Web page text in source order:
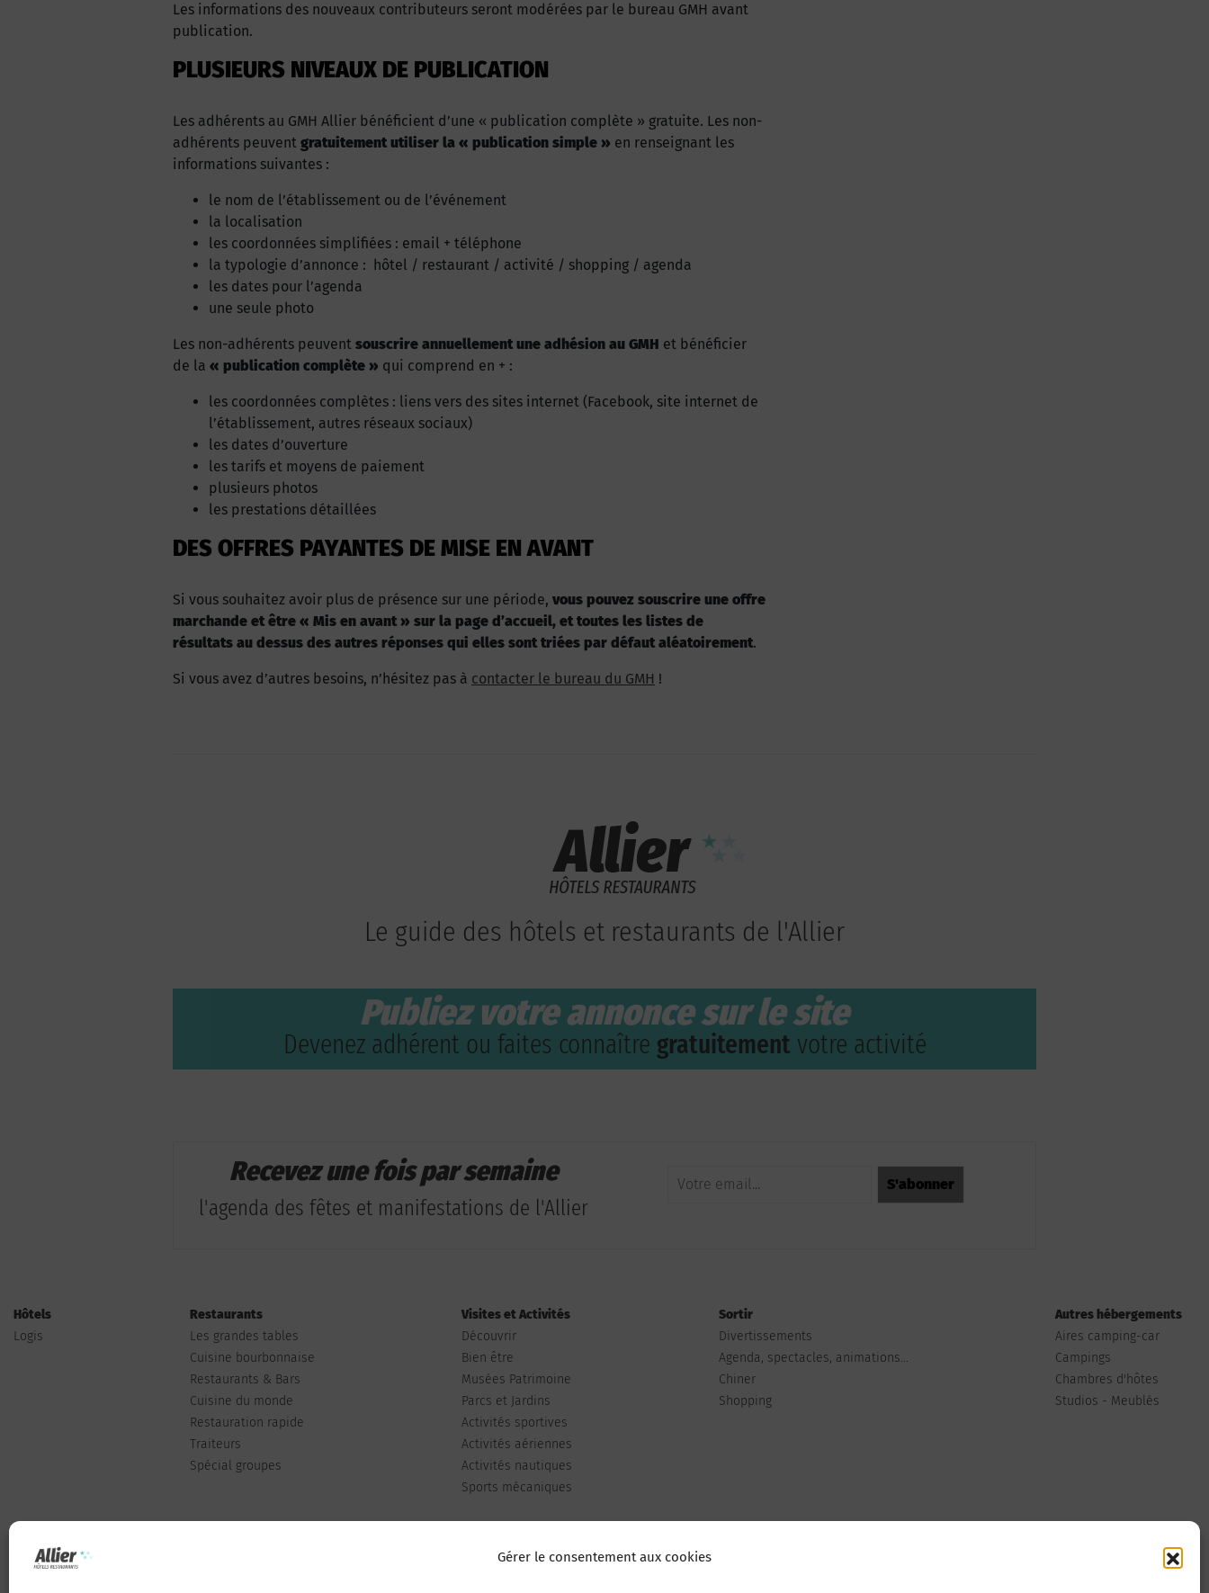
Gérer le consentement aux cookies
Les informations des nouveaux contributeurs seront modérées par le bureau GMH avant
publication.
PLUSIEURS NIVEAUX DE PUBLICATION
Les adhérents au GMH Allier bénéficient d’une « publication complète » gratuite. Les non-
adhérents peuvent gratuitement utiliser la « publication simple » en renseignant les
informations suivantes :
le nom de l’établissement ou de l’événement
la localisation
les coordonnées simplifiées : email + téléphone
la typologie d’annonce : hôtel / restaurant / activité / shopping / agenda
les dates pour l’agenda
une seule photo
Les non-adhérents peuvent souscrire annuellement une adhésion au GMH et bénéficier
de la « publication complète » qui comprend en + :
les coordonnées complètes : liens vers des sites internet (Facebook, site internet de
l’établissement, autres réseaux sociaux)
les dates d’ouverture
les tarifs et moyens de paiement
plusieurs photos
les prestations détaillées
DES OFFRES PAYANTES DE MISE EN AVANT
Si vous souhaitez avoir plus de présence sur une période, vous pouvez souscrire une offre
marchande et être « Mis en avant » sur la page d’accueil, et toutes les listes de
résultats au dessus des autres réponses qui elles sont triées par défaut aléatoirement.
Si vous avez d’autres besoins, n’hésitez pas à contacter le bureau du GMH !
Le guide des hôtels et restaurants de l'Allier
Publiez votre annonce sur le site
Devenez adhérent ou faites connaître gratuitement votre activité
Recevez une fois par semaine
l'agenda des fêtes et manifestations de l'Allier
Hôtels
Logis
Restaurants
Les grandes tables
Cuisine bourbonnaise
Restaurants & Bars
Cuisine du monde
Restauration rapide
Traiteurs
Spécial groupes
Visites et Activités
Découvrir
Bien être
Musées Patrimoine
Parcs et Jardins
Activités sportives
Activités aériennes
Activités nautiques
Sports mécaniques
Sortir
Divertissements
Agenda, spectacles, animations...
Chiner
Shopping
Autres hébergements
Aires camping-car
Campings
Chambres d'hôtes
Studios - Meublés